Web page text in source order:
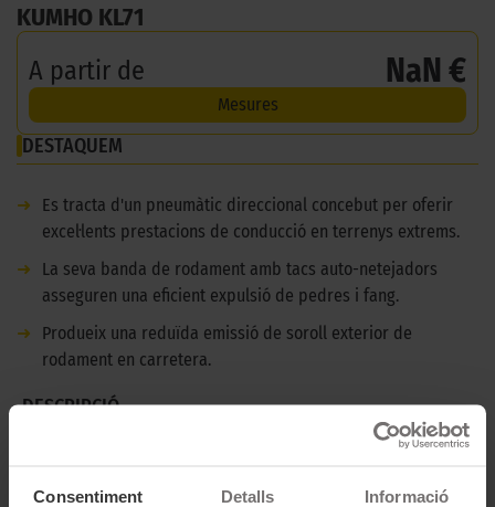
Consentiment Detalls Informació
KUMHO KL71
A partir de NaN €
Mesures
DESTAQUEM
➜
Es tracta d'un pneumàtic direccional concebut per oferir
excel·lents prestacions de conducció en terrenys extrems.
➜
La seva banda de rodament amb tacs auto-netejadors
asseguren una eficient expulsió de pedres i fang.
➜
Produeix una reduïda emissió de soroll exterior de
rodament en carretera.
DESCRIPCIÓ
Pneumàtic d'estiu destinat a 4x4 per ser utilitzat fora de